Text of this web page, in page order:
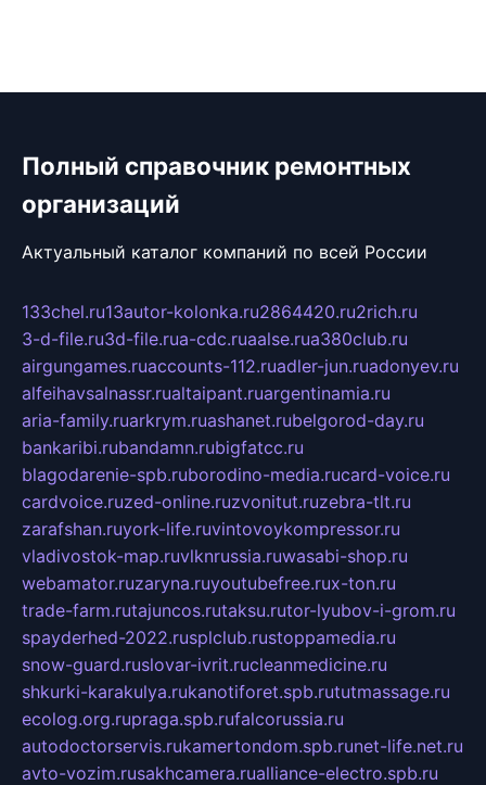
Полный справочник ремонтных
организаций
Актуальный каталог компаний по всей России
133chel.ru13autor-kolonka.ru2864420.ru2rich.ru
3-d-file.ru3d-file.rua-cdc.ruaalse.rua380club.ru
airgungames.ruaccounts-112.ruadler-jun.ruadonyev.ru
alfeihavsalnassr.rualtaipant.ruargentinamia.ru
aria-family.ruarkrym.ruashanet.rubelgorod-day.ru
bankaribi.rubandamn.rubigfatcc.ru
blagodarenie-spb.ruborodino-media.rucard-voice.ru
cardvoice.ruzed-online.ruzvonitut.ruzebra-tlt.ru
zarafshan.ruyork-life.ruvintovoykompressor.ru
vladivostok-map.ruvlknrussia.ruwasabi-shop.ru
webamator.ruzaryna.ruyoutubefree.rux-ton.ru
trade-farm.rutajuncos.rutaksu.rutor-lyubov-i-grom.ru
spayderhed-2022.rusplclub.rustoppamedia.ru
snow-guard.ruslovar-ivrit.rucleanmedicine.ru
shkurki-karakulya.rukanotiforet.spb.rututmassage.ru
ecolog.org.rupraga.spb.rufalcorussia.ru
autodoctorservis.rukamertondom.spb.runet-life.net.ru
avto-vozim.rusakhcamera.rualliance-electro.spb.ru